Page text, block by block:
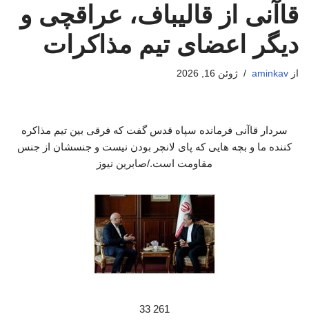
قاآنی از قالیباف، عراقچی و
دیگر اعضای تیم مذاکرات
از aminkav ژوئن 16, 2026
سردار قاآنی فرمانده سپاه قدس گفت که فرقی بین تیم مذاکره
کننده ما و بچه هایی که پای لانچر بودن نیست و جنسشان از جنس
مقاومت است./صابرین نیوز
261 33